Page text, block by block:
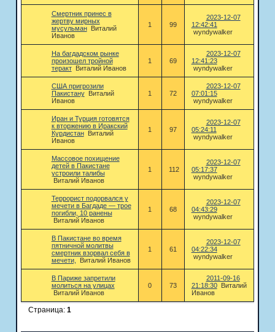
Смертник принес в
жертву мирных
мусульман
Виталий
Иванов
1 99
2023-12-07
12:42:41
wyndywalker
На багдадском рынке
произошел тройной
теракт
Виталий Иванов
1 69
2023-12-07
12:41:23
wyndywalker
США пригрозили
Пакистану
Виталий
Иванов
1 72
2023-12-07
07:01:15
wyndywalker
Иран и Турция готовятся
к вторжению в Иракский
Курдистан
Виталий
Иванов
1 97
2023-12-07
05:24:11
wyndywalker
Массовое похищение
детей в Пакистане
устроили талибы
Виталий Иванов
1 112
2023-12-07
05:17:37
wyndywalker
Террорист подорвался у
мечети в Багдаде — трое
погибли, 10 ранены
Виталий Иванов
1 68
2023-12-07
04:43:29
wyndywalker
В Пакистане во время
пятничной молитвы
смертник взорвал себя в
мечети,
Виталий Иванов
1 61
2023-12-07
04:22:34
wyndywalker
В Париже запретили
молиться на улицах
Виталий Иванов
0 73
2011-09-16
21:18:30
Виталий
Иванов
Страница: 1